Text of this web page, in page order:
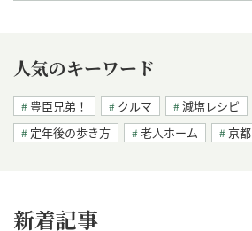
人気のキーワード
豊臣兄弟！ クルマ 減塩レシピ
定年後の歩き方
老人ホーム 京都
新着記事